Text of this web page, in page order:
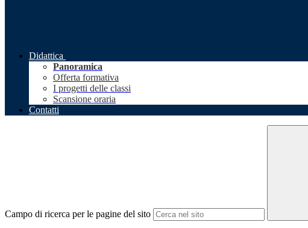
Didattica
Panoramica
Offerta formativa
I progetti delle classi
Scansione oraria
Contatti
Campo di ricerca per le pagine del sito